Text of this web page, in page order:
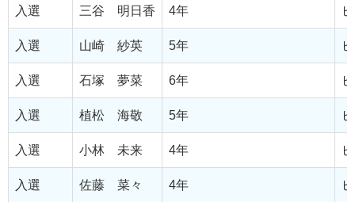
入選 三谷 明日香 4年
入選 山崎 紗英 5年
入選 石塚 夢菜 6年
入選 植松 海敬 5年
入選 小林 未来 4年
入選 佐藤 菜々 4年